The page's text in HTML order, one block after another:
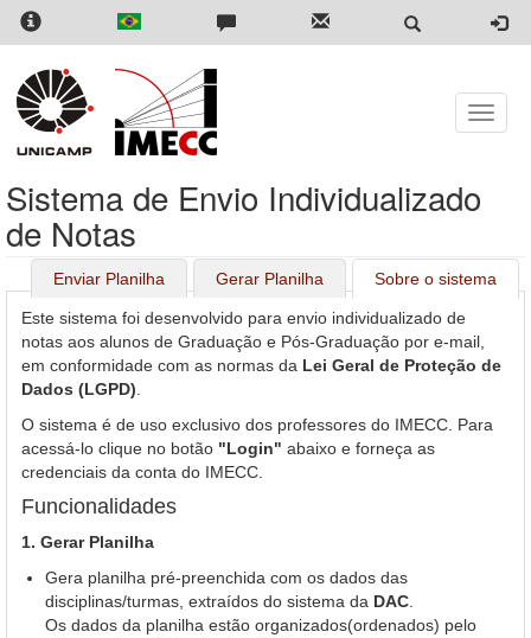
Skip
content
Toggle
Sistema de Envio Individualizado
de Notas
Enviar Planilha Gerar Planilha Sobre o sistema
Este sistema foi desenvolvido para envio individualizado de
notas aos alunos de Graduação e Pós-Graduação por e-mail,
em conformidade com as normas da Lei Geral de Proteção de
Dados (LGPD)
O sistema é de uso exclusivo dos professores do IMECC. Para
acessá-lo clique no botão "Login" abaixo e forneça as
credenciais da conta do IMECC.
Funcionalidades
1. Gerar Planilha
Gera planilha pré-preenchida com os dados das
disciplinas/turmas, extraídos do sistema da DAC
Os dados da planilha estão organizados(ordenados) pelo